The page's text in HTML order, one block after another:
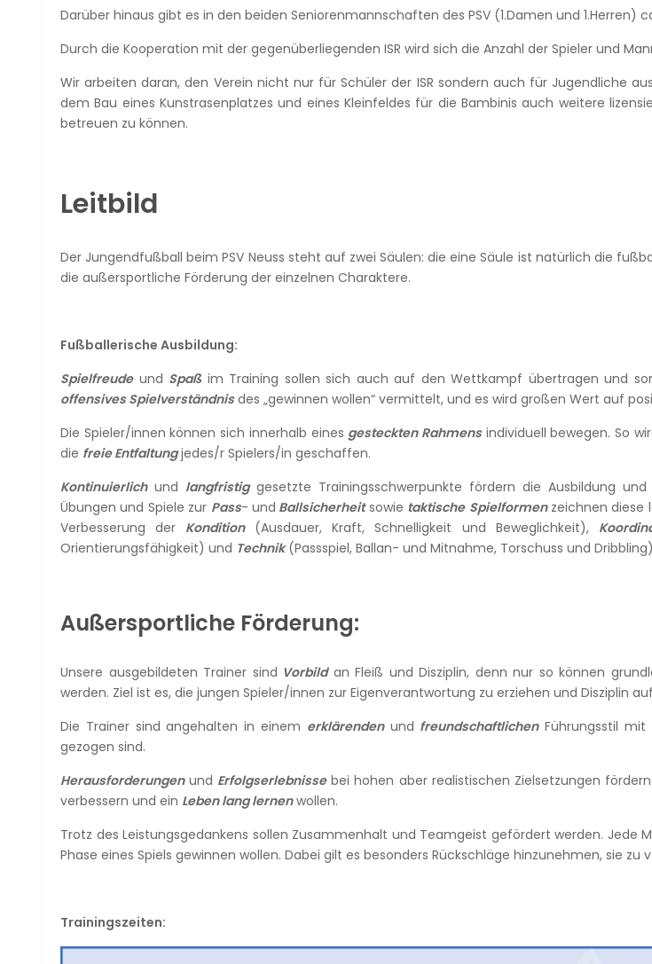
Darüber hinaus gibt es in den beiden Seniorenmannschaften des PSV (1.Damen und 1.Herren)
Durch die Kooperation mit der gegenüberliegenden ISR wird sich die Anzahl der Spieler und
Wir arbeiten daran, den Verein nicht nur für Schüler der ISR sondern auch für Jugendliche
dem Bau eines Kunstrasenplatzes und eines Kleinfeldes für die Bambinis auch weitere
betreuen zu können.
Leitbild
Der Jungendfußball beim PSV Neuss steht auf zwei Säulen: die eine Säule ist natürlich die
die außersportliche Förderung der einzelnen Charaktere.
Fußballerische Ausbildung:
Spielfreudeund Spaß im Training sollen sich auch auf den Wettkampf übertragen und
offensives Spielverständnisdes „gewinnen wollen“ vermittelt, und es wird großen Wert auf
Die Spieler/innen können sich innerhalb eines gesteckten Rahmensindividuell bewegen. So
die freie Entfaltungjedes/r Spielers/in geschaffen.
Kontinuierlichund langfristiggesetzte Trainingsschwerpunkte fördern die Ausbildung
Übungen und Spiele zur Pass- und Ballsicherheitsowie taktische Spielformenzeichnen diese
Verbesserung der Kondition(Ausdauer, Kraft, Schnelligkeit und Beweglichkeit),
Orientierungsfähigkeit) und Technik(Passspiel, Ballan- und Mitnahme, Torschuss und
Außersportliche Förderung:
Unsere ausgebildeten Trainer sind Vorbildan Fleiß und Disziplin, denn nur so können
werden. Ziel ist es, die jungen Spieler/innen zur Eigenverantwortung zu erziehen und Disziplin
Die Trainer sind angehalten in einem erklärendenund freundschaftlichenFührungsstil mit
gezogen sind.
Herausforderungenund Erfolgserlebnissebei hohen aber realistischen Zielsetzungen
verbessern und ein Leben lang lernenwollen.
Trotz des Leistungsgedankens sollen Zusammenhalt und Teamgeist gefördert werden.
Phase eines Spiels gewinnen wollen. Dabei gilt es besonders Rückschläge hinzunehmen, sie
Trainingszeiten: